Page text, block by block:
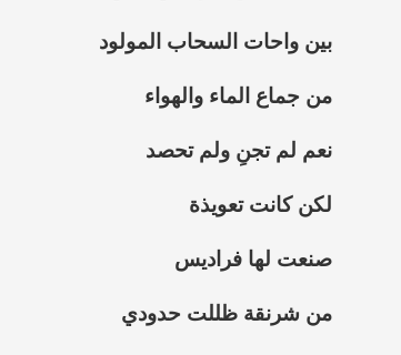
بين واحات السحاب المولود
من جماع الماء والهواء
نعم لم تجنِ ولم تحصد
لكن كانت تعويذة
صنعت لها فراديس
من شرنقة ظللت حدودي